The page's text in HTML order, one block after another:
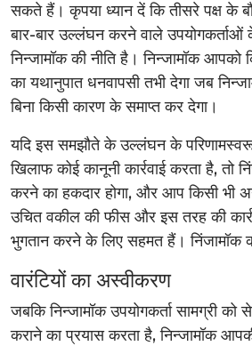
सकते हैं। कृपया ध्यान दें कि तीसरे पक्ष के
बार-बार उल्लंघन करने वाले उपयोगकर्ताओं
निन्जामॉक की नीति है। निन्जामॉक
का यथानुपात धनवापसी तभी देगा जब
बिना किसी कारण के समाप्त कर देगा।
यदि इस समझौते के उल्लंघन के
खिलाफ कोई कानूनी कार्रवाई करता है, तो
करने का हकदार होगा, और आप किसी भी
उचित वकील की फीस और इस तरह की
भुगतान करने के लिए सहमत हैं। निंजामॉक
वारंटियों का अस्वीकरण
जबकि निन्जामॉक उपयोगकर्ता सामग्री
कराने का प्रयास करता है, निन्जामॉक